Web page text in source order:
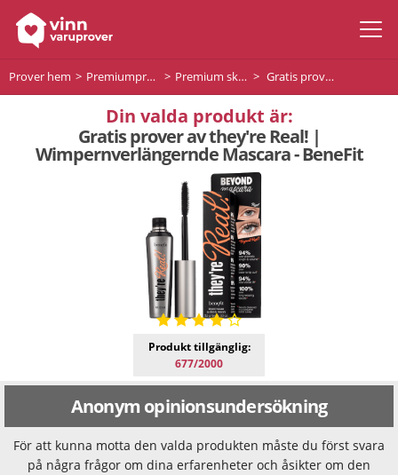
Prover hem Premiumprodukter Premium skönhet Gratis prover av they're Real! | Wimpernverlängernde Mascara - BeneFit
Din valda produkt är:
Gratis prover av they're Real! |
Wimpernverlängernde Mascara - BeneFit
Produkt tillgänglig:
677/2000
Anonym opinionsundersökning
För att kunna motta den valda produkten måste du först svara
på några frågor om dina erfarenheter och åsikter om den